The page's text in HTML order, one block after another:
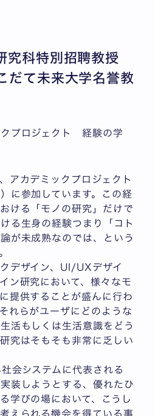
究科特別招聘教授
だて未来大学名誉教
プロジェクト 経験の学
アカデミックプロジェクト
に参加しています。この経
ける「モノの研究」だけで
る生身の経験つまり「コト
が未成熟なのでは、という
デザイン、UI/UXデザイ
ン研究において、様々なモ
提供することが盛んに行わ
れらがユーザにどのような
活もしくは生活意識をどう
究はそもそも非常に乏しい
会システムに代表される
装しようとする、優れたひ
学びの場において、こうし
えられる機会を得ている事